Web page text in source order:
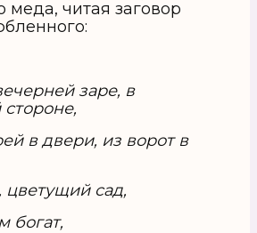
меда, читая заговор
заре, в
в двери, из ворот в
цветущий сад,
богат,